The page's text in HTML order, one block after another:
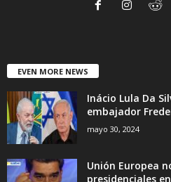
EVEN MORE NEWS
Inácio Lula Da
embajador
mayo 30, 2024
Unión Europea
presidenciales